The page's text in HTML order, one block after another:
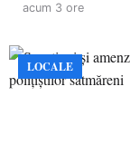
acum 3 ore
LOCALE